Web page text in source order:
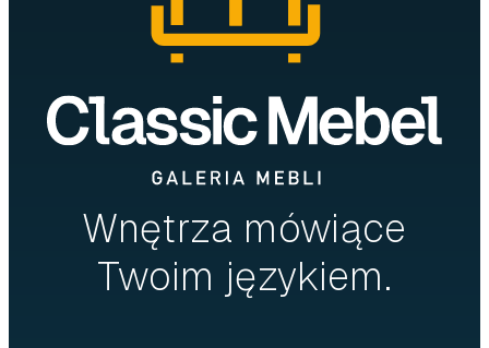
Wnętrza mówiące
Twoim językiem.